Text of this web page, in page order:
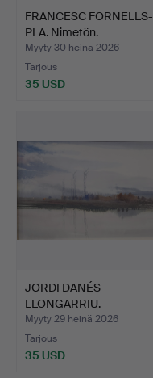
FRANCESC FORNELLS-
PLA. Nimetön.
Myyty 30 heinä 2026
Tarjous
35 USD
JORDI DANÉS
LLONGARRIU.
Jokimaisema.
Myyty 29 heinä 2026
Tarjous
35 USD